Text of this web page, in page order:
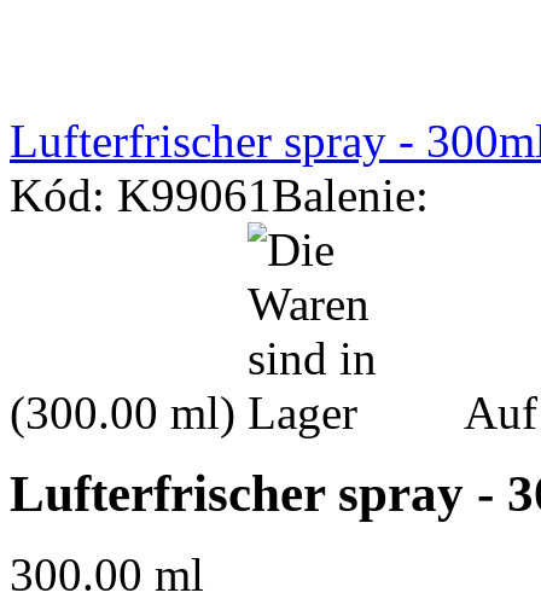
Lufterfrischer spray -
Kód: K99061Balenie:
(300.00 ml)
Lufterfrischer spray -
300.00 ml